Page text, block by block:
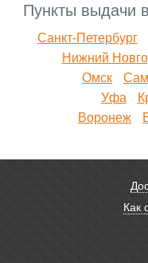
Пункты выдачи
Санкт-Петербург
Нижний
Омск
Уфа
Воронеж
Как